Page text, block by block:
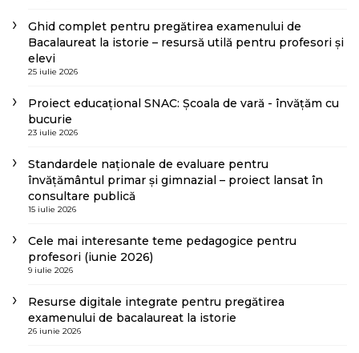
Ghid complet pentru pregătirea examenului de
Bacalaureat la istorie – resursă utilă pentru profesori și
elevi
25 iulie 2026
Proiect educațional SNAC: Școala de vară - învățăm cu
bucurie
23 iulie 2026
Standardele naționale de evaluare pentru
învățământul primar și gimnazial – proiect lansat în
consultare publică
15 iulie 2026
Cele mai interesante teme pedagogice pentru
profesori (iunie 2026)
9 iulie 2026
Resurse digitale integrate pentru pregătirea
examenului de bacalaureat la istorie
26 iunie 2026